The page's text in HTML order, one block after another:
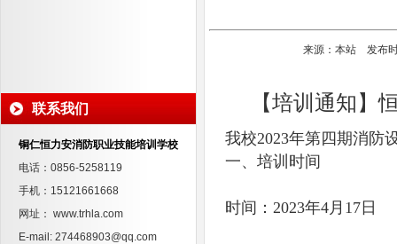
联系我们
铜仁恒力安消防职业技能培训学校
电话：0856-5258119
手机：15121661668
网址： www.trhla.com
E-mail: 274468903@qq.com
来源：本站 发布
【培训通知】
我校2023年第四期消防
一、培训时间
时间：2023年4月17日